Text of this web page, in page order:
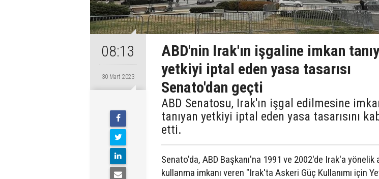
08:13
30 Mart 2023
ABD'nin Irak'ın işgaline imkan
yetkiyi iptal eden yasa tasarısı
Senato'dan geçti
ABD Senatosu, Irak'ın işgal edilmesine
tanıyan yetkiyi iptal eden yasa tasarısını
etti.
Senato'da, ABD Başkanı'na 1991 ve 2002'de Irak'a yönelik
kullanma imkanı veren "Irak'ta Askeri Güç Kullanımı için